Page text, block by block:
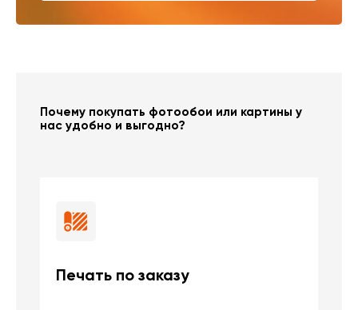
Почему покупать фотообои или картины у
нас удобно и выгодно?
Печать по заказу